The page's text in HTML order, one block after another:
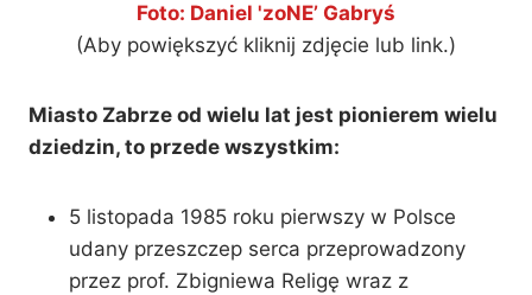
Foto: Daniel 'zoNE’ Gabryś
(Aby powiększyć kliknij zdjęcie lub link.)
Miasto Zabrze od wielu lat jest pionierem wielu
dziedzin, to przede wszystkim:
5 listopada 1985 roku pierwszy w Polsce
udany przeszczep serca przeprowadzony
przez prof. Zbigniewa Religę wraz z